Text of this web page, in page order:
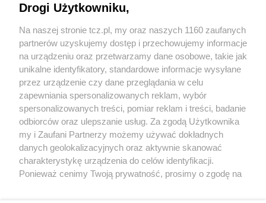
O FIRMIE POLITYKA PRYWATNOŚCI HOSTING
REKLAMA WSPÓŁPRACA RSS FACEBOOK KONTAKT
Nasze serwisy
Aktualności
Tcz24
Muzyka i kultura
Archiwum wydarzeń
Drogi Użytkowniku,
Na naszej stronie tcz.pl, my oraz naszych 1160 zaufanych
partnerów uzyskujemy dostęp i przechowujemy informacje
na urządzeniu oraz przetwarzamy dane osobowe, takie jak
unikalne identyfikatory, standardowe informacje wysyłane
przez urządzenie czy dane przeglądania w celu
zapewniania spersonalizowanych reklam, wybór
spersonalizowanych treści, pomiar reklam i treści, badanie
odbiorców oraz ulepszanie usług. Za zgodą Użytkownika
my i Zaufani Partnerzy możemy używać dokładnych
danych geolokalizacyjnych oraz aktywnie skanować
charakterystykę urządzenia do celów identyfikacji.
Ponieważ cenimy Twoją prywatność, prosimy o zgodę na